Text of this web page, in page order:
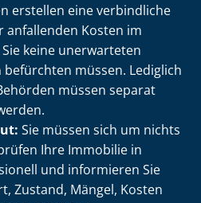
erstellen eine verbindliche
anfallenden Kosten im
keine unerwarteten
befürchten müssen. Lediglich
müssen separat
Sie müssen sich um nichts
Ihre Immobilie in
und informieren Sie
Zustand, Mängel, Kosten